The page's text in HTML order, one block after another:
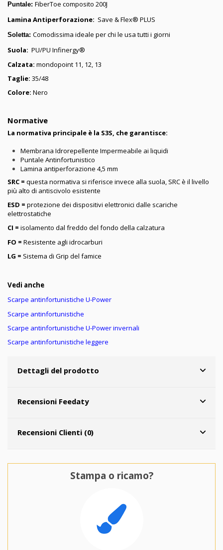
Puntale: FiberToe composito 200J
Lamina Antiperforazione: Save & Flex® PLUS
Soletta: Comodissima ideale per chi le usa tutti i giorni
Suola: PU/PU Infinergy®
Calzata: mondopoint 11, 12, 13
Taglie: 35/48
Colore: Nero
Normative
La normativa principale è la S3S, che garantisce:
Membrana Idrorepellente Impermeabile ai liquidi
Puntale Antinfortunistico
Lamina antiperforazione 4,5 mm
SRC = questa normativa si riferisce invece alla suola, SRC è il livello
più alto di antiscivolo esistente
ESD = protezione dei dispositivi elettronici dalle scariche
elettrostatiche
CI = isolamento dal freddo del fondo della calzatura
FO = Resistente agli idrocarburi
LG = Sistema di Grip del famice
Vedi anche
Scarpe antinfortunistiche U-Power
Scarpe antinfortunistiche
Scarpe antinfortunistiche U-Power invernali
Scarpe antinfortunistiche leggere
Dettagli del prodotto
Recensioni Feedaty
Recensioni Clienti (0)
Stampa o ricamo?